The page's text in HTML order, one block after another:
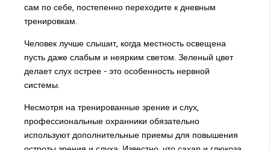
сам по себе, постепенно переходите к дневным
тренировкам.
Человек лучше слышит, когда местность освещена
пусть даже слабым и неярким светом. Зеленый цвет
делает слух острее - это особенность нервной
системы.
Несмотря на тренированные зрение и слух,
профессиональные охранники обязательно
используют дополнительные приемы для повышения